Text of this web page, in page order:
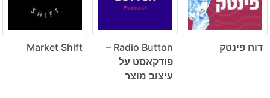
דוח פינטק
Radio Button –
פודקאסט על
עיצוב מוצר
Market Shift